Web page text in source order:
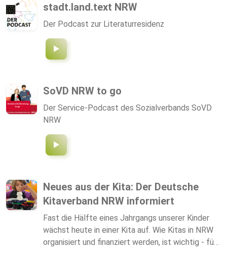
stadt.land.text NRW
Der Podcast zur Literaturresidenz
SoVD NRW to go
Der Service-Podcast des Sozialverbands SoVD
NRW
Neues aus der Kita: Der Deutsche
Kitaverband NRW informiert
Fast die Hälfte eines Jahrgangs unserer Kinder
wächst heute in einer Kita auf. Wie Kitas in NRW
organisiert und finanziert werden, ist wichtig - für